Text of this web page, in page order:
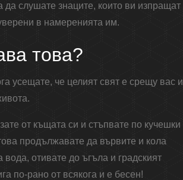
слушате знаците, които ви изпращат
в намеренията им.
това?
усещате, че целият свят е срещу вас и
от къщата си и стъпвате по кучешки
продължавате да вървите и кола
отивате до ъгъла и градският
по-рано от всякога и е бесен!